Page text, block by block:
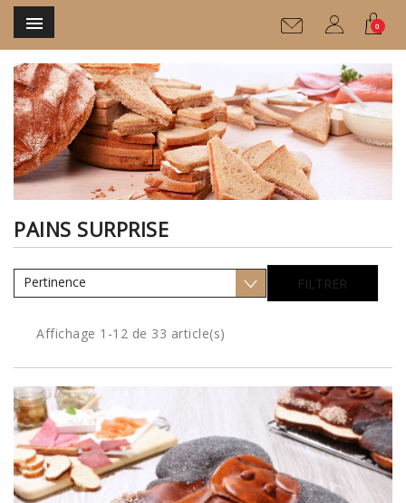
 0
PAINS SURPRISE
Pertinence FILTRER
Affichage 1-12 de 33 article(s)